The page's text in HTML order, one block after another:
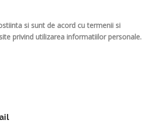
si sunt de acord cu termenii si
privind utilizarea informatiilor personale.